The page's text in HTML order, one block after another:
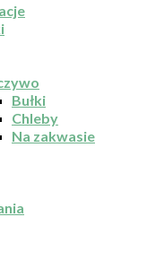
Bułki
Chleby
Na zakwasie